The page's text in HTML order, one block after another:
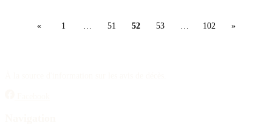
« 1 51 52 53 102 »